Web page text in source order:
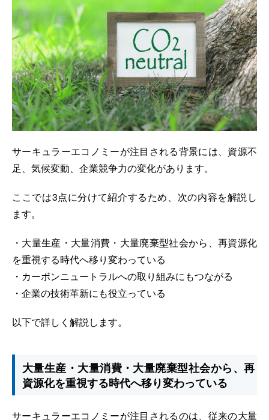
サーキュラーエコノミーが注目される背景には、資源不
足、気候変動、企業競争力の変化があります。
ここでは3点に分けて紹介するため、次の内容を解説し
ます。
・大量生産・大量消費・大量廃棄型社会から、再資源化
を重視する時代へ移り変わっている
・カーボンニュートラルへの取り組みにもつながる
・企業の技術革新にも役立っている
以下で詳しく解説します。
大量生産・大量消費・大量廃棄型社会から、再
資源化を重視する時代へ移り変わっている
サーキュラーエコノミーが注目されるのは、従来の大量